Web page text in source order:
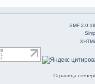
SMF 2.0.18
Страница